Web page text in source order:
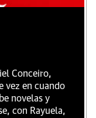
Conceiro,
vez en cuando
novelas y
con Rayuela,